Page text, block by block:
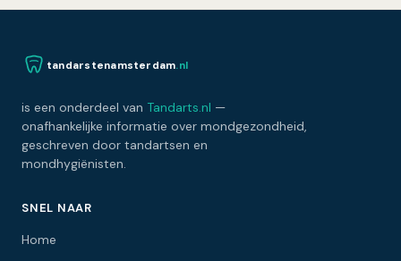
tandarstenamsterdam.nl
is een onderdeel van Tandarts.nl —
onafhankelijke informatie over mondgezondheid,
geschreven door tandartsen en
mondhygiënisten.
SNEL NAAR
Home